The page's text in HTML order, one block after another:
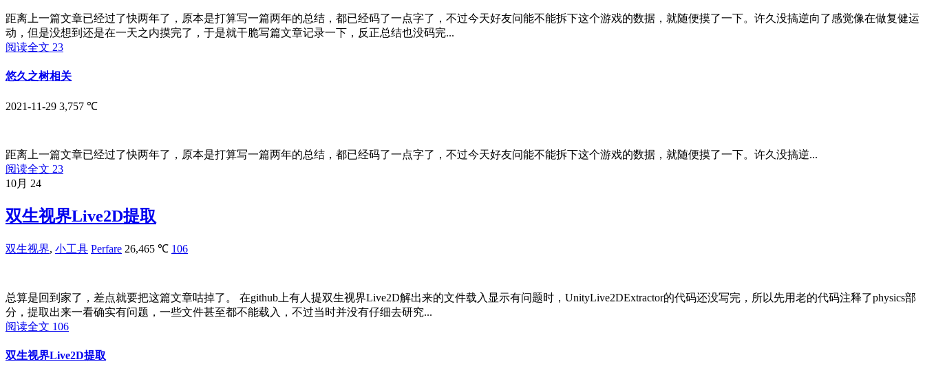
距离上一篇文章已经过了快两年了，原本是打算写一篇两年的总结，都已经码了一点字了，不过今天好友问能不能拆下这个游戏的数据，就随便摸了一下。许久没搞逆向了感觉像在做复健运
动，但是没想到还是在一天之内摸完了，于是就干脆写篇文章记录一下，反正总结也没码完...
阅读全文 23
悠久之树相关
2021-11-29 3,757 ℃
距离上一篇文章已经过了快两年了，原本是打算写一篇两年的总结，都已经码了一点字了，不过今天好友问能不能拆下这个游戏的数据，就随便摸了一下。许久没搞逆...
阅读全文 23
10月 24
双生视界Live2D提取
双生视界, 小工具 Perfare 26,465 ℃ 106
总算是回到家了，差点就要把这篇文章咕掉了。 在github上有人提双生视界Live2D解出来的文件载入显示有问题时，UnityLive2DExtractor的代码还没写完，所以先用老的代码注释了physics部
分，提取出来一看确实有问题，一些文件甚至都不能载入，不过当时并没有仔细去研究...
阅读全文 106
双生视界Live2D提取